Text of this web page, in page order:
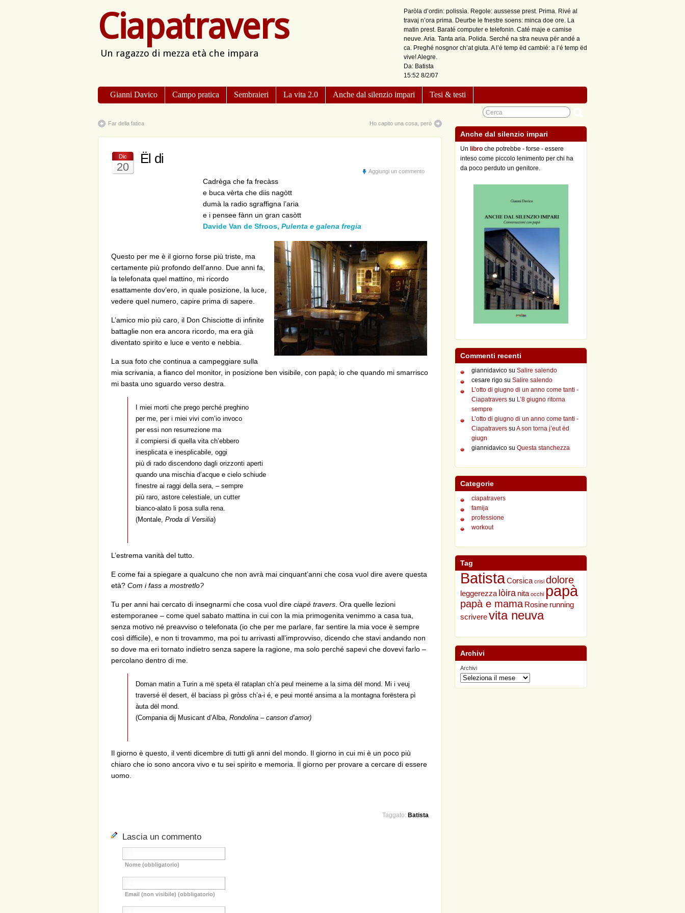
Paròla d’ordin: polissìa. Regole: aussesse prest. Prima. Rivé al
travaj n’ora prima. Deurbe le fnestre soens: minca doe ore. La
matin prest. Baraté computer e telefonin. Caté maje e camise
neuve. Aria. Tanta aria. Polida. Serché na stra neuva për andé a
ca. Preghé nosgnor ch’at giuta. A l’é temp ëd cambié: a l’é temp ëd
vive! Alegre.
Da: Batista
15:52 8/2/07
Ciapatravers
Un ragazzo di mezza età che impara
Gianni Davico Campo pratica Sembraieri La vita 2.0 Anche dal silenzio impari Tesi & testi
Far della fatica Ho capito una cosa, però
Dic
20
Ël di
Aggiungi un commento
Cadrèga che fa frecàss
e buca vèrta che diis nagòtt
dumà la radio sgraffigna l’aria
e i pensee fànn un gran casòtt
Davide Van de Sfroos, Pulenta e galena fregia
Questo per me è il giorno forse più triste, ma
certamente più profondo dell’anno. Due anni fa,
la telefonata quel mattino, mi ricordo
esattamente dov’ero, in quale posizione, la luce,
vedere quel numero, capire prima di sapere.
L’amico mio più caro, il Don Chisciotte di infinite
battaglie non era ancora ricordo, ma era già
diventato spirito e luce e vento e nebbia.
La sua foto che continua a campeggiare sulla
mia scrivania, a fianco del monitor, in posizione ben visibile, con papà; io che quando mi smarrisco
mi basta uno sguardo verso destra.
I miei morti che prego perché preghino
per me, per i miei vivi com’io invoco
per essi non resurrezione ma
il compiersi di quella vita ch’ebbero
inesplicata e inesplicabile, oggi
più di rado discendono dagli orizzonti aperti
quando una mischia d’acque e cielo schiude
finestre ai raggi della sera, – sempre
più raro, astore celestiale, un cutter
bianco-alato li posa sulla rena.
(Montale, Proda di Versilia)
L’estrema vanità del tutto.
E come fai a spiegare a qualcuno che non avrà mai cinquant’anni che cosa vuol dire avere questa
età? Com i fass a mostretlo?
Tu per anni hai cercato di insegnarmi che cosa vuol dire ciapé travers . Ora quelle lezioni
estemporanee – come quel sabato mattina in cui con la mia primogenita venimmo a casa tua,
senza motivo né preavviso o telefonata (io che per me parlare, far sentire la mia voce è sempre
così difficile), e non ti trovammo, ma poi tu arrivasti all’improvviso, dicendo che stavi andando non
so dove ma eri tornato indietro senza sapere la ragione, ma solo perché sapevi che dovevi farlo –
percolano dentro di me.
Doman matin a Turin a më speta ël rataplan ch’a peul meineme a la sima dël mond. Mi i veuj
traversé ël desert, ël baciass pì gròss ch’a-i é, e peui monté ansima a la montagna forëstera pì
àuta dël mond.
(Compania dij Musicant d’Alba, Rondolina – canson d’amor)
Il giorno è questo, il venti dicembre di tutti gli anni del mondo. Il giorno in cui mi è un poco più
chiaro che io sono ancora vivo e tu sei spirito e memoria. Il giorno per provare a cercare di essere
uomo.
Taggato: Batista
Lascia un commento
Nome (obbligatorio)
Email (non visibile) (obbligatorio)
Anche dal silenzio impari
Un libro che potrebbe - forse - essere
inteso come piccolo lenimento per chi ha
da poco perduto un genitore.
Commenti recenti
giannidavico su Salire salendo
cesare rigo su Salire salendo
L’otto di giugno di un anno come tanti -
Ciapatravers su L’8 giugno ritorna
sempre
L’otto di giugno di un anno come tanti -
Ciapatravers su A son torna j’eut ëd
giugn
giannidavico su Questa stanchezza
Categorie
ciapatravers
famija
professione
workout
Tag
Batista Corsica crisi dolore
leggerezza lòira nita occhi papà
papà e mama Rosine running
scriverevita neuva
Archivi
Archivi